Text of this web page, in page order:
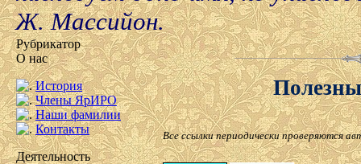
Ж. Массийон.
Рубрикатор
О нас
История
Члены ЯрИРО
Наши фамилии
Контакты
Деятельность
Все ссылки периодически проверяются